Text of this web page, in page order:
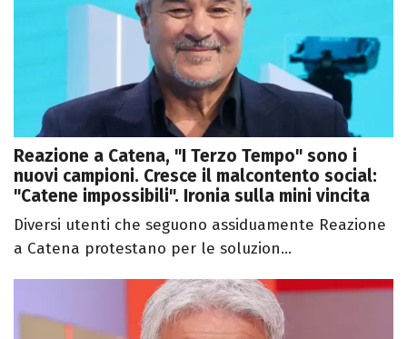
Reazione a Catena, "I Terzo Tempo" sono i
nuovi campioni. Cresce il malcontento social:
"Catene impossibili". Ironia sulla mini vincita
Diversi utenti che seguono assiduamente Reazione
a Catena protestano per le soluzion...